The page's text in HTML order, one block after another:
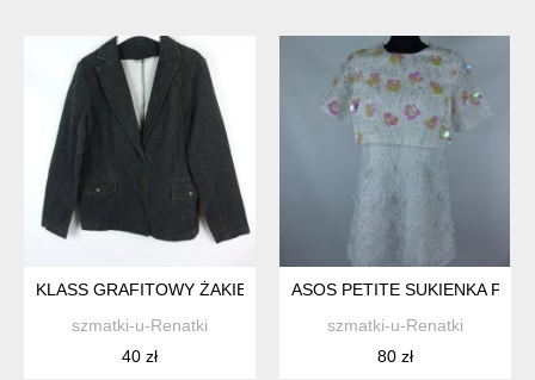
KLASS GRAFITOWY ŻAKIET A'LA JEANS 18 / 44
szmatki-u-Renatki
40 zł
ASOS PETITE SUKIENKA
szmatki-u-Renatki
80 zł